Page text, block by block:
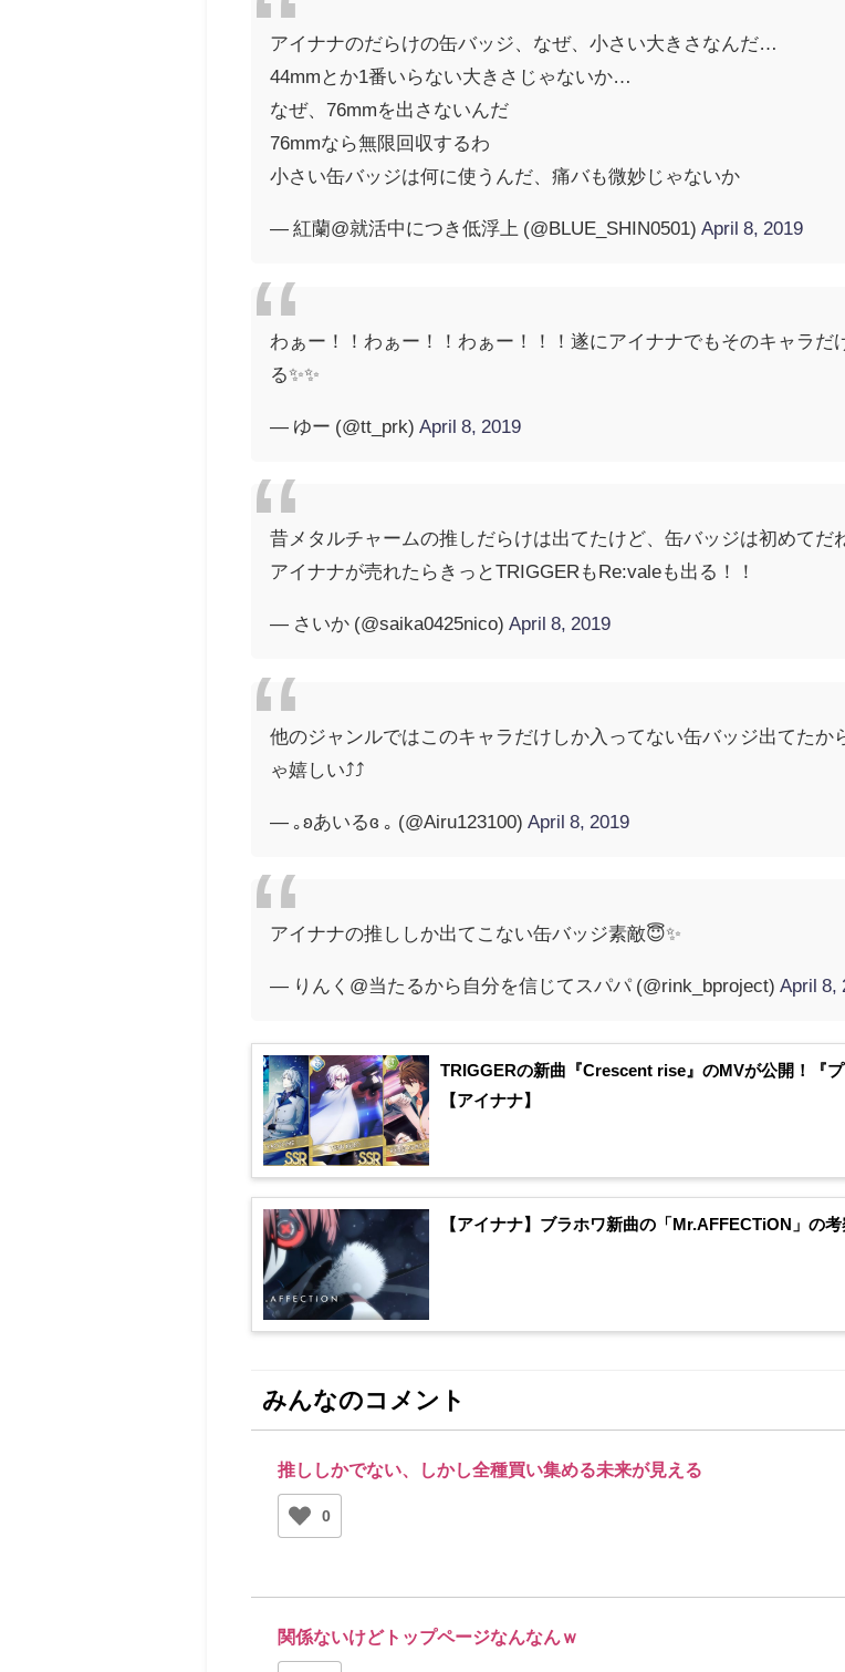
アイナナのだらけの缶バッジ、なぜ、小さい大きさなんだ…
44mmとか1番いらない大きさじゃないか…
なぜ、76mmを出さないんだ
76mmなら無限回収するわ
小さい缶バッジは何に使うんだ、痛バも微妙じゃないか
— 紅蘭@就活中につき低浮上 (@BLUE_SHIN0501) April 8, 2019
わぁー！！わぁー！！わぁー！！！遂にアイナナでもそのキャラ
る✨✨
— ゆー (@tt_prk) April 8, 2019
昔メタルチャームの推しだらけは出てたけど、缶バッジは初めてだ
アイナナが売れたらきっとTRIGGERもRe:valeも出る！！
— さいか (@saika0425nico) April 8, 2019
他のジャンルではこのキャラだけしか入ってない缶バッジ出てた
ゃ嬉しい⤴️⤴️
— ｡ʚあいるɞ ｡ (@Airu123100) April 8, 2019
アイナナの推ししか出てこない缶バッジ素敵😇✨
— りんく@当たるから自分を信じてスパパ (@rink_bproject) April 8,
TRIGGERの新曲『Crescent rise』のMVが公開！『
【アイナナ】
【アイナナ】ブラホワ新曲の「Mr.AFFECTiON」の
みんなのコメント
推ししかでない、しかし全種買い集める未来が見える
0
関係ないけどトップページなんなんｗ